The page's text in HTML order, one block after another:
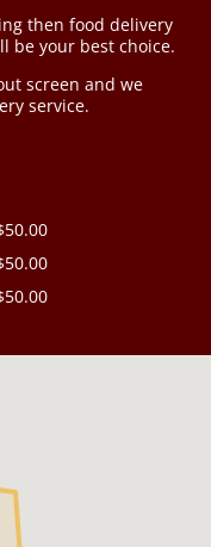
then food delivery
be your best choice.
screen and we
service.